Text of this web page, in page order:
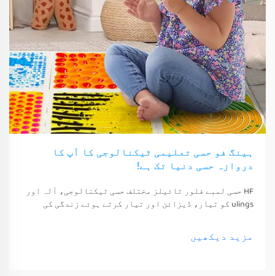
ہینگ فو حسی تعلیمی ٹیکنالوجی کا آپ کا
دروازہ حسی دنیا تک ہے!
HF حسی لمبے فلور ٹائیلز مختلف حسی ٹیکنالوجی، آلہ اور
ulings کو تیار، ڈیزائن اور تیار کرتے ہوئے زندگی کی
مزید دیکھیں